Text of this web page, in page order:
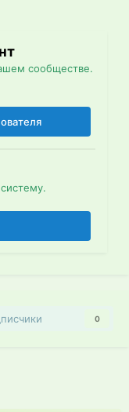
сообществе.
0